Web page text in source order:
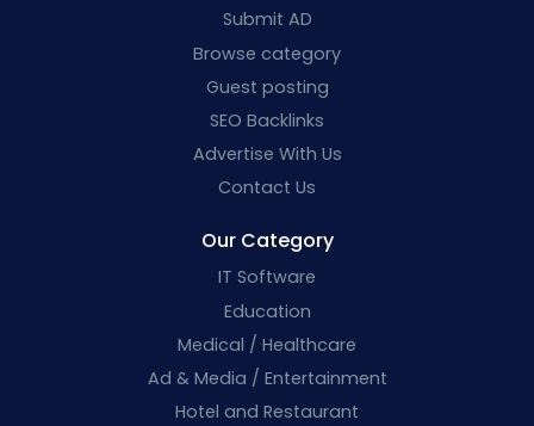
Submit AD
Browse category
Guest posting
SEO Backlinks
Advertise With Us
Contact Us
Our Category
IT Software
Education
Medical / Healthcare
Ad & Media / Entertainment
Hotel and Restaurant